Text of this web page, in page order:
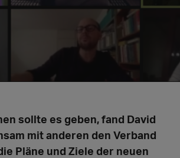
sollte es geben, fand David
mit anderen den Verband
Pläne und Ziele der neuen